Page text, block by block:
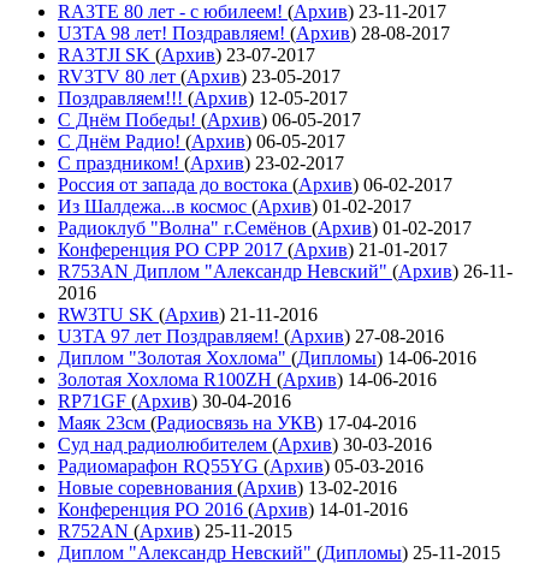
RA3TE 80 лет - с юбилеем! (Архив) 23-11-2017
U3TA 98 лет! Поздравляем! (Архив) 28-08-2017
RA3TJI SK (Архив) 23-07-2017
RV3TV 80 лет (Архив) 23-05-2017
Поздравляем!!! (Архив) 12-05-2017
С Днём Победы! (Архив) 06-05-2017
С Днём Радио! (Архив) 06-05-2017
С праздником! (Архив) 23-02-2017
Россия от запада до востока (Архив) 06-02-2017
Из Шалдежа...в космос (Архив) 01-02-2017
Радиоклуб "Волна" г.Семёнов (Архив) 01-02-2017
Конференция РО СРР 2017 (Архив) 21-01-2017
R753AN Диплом "Александр Невский" (Архив) 26-11-
2016
RW3TU SK (Архив) 21-11-2016
U3TA 97 лет Поздравляем! (Архив) 27-08-2016
Диплом "Золотая Хохлома" (Дипломы) 14-06-2016
Золотая Хохлома R100ZH (Архив) 14-06-2016
RP71GF (Архив) 30-04-2016
Маяк 23см (Радиосвязь на УКВ) 17-04-2016
Суд над радиолюбителем (Архив) 30-03-2016
Радиомарафон RQ55YG (Архив) 05-03-2016
Новые соревнования (Архив) 13-02-2016
Конференция РО 2016 (Архив) 14-01-2016
R752AN (Архив) 25-11-2015
Диплом "Александр Невский" (Дипломы) 25-11-2015